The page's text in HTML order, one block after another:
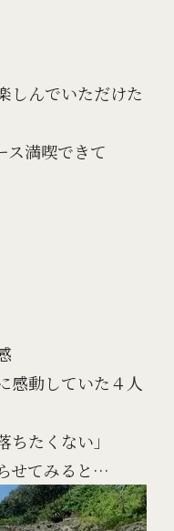
しんでいただけた
ス満喫できて
感動していた４人
ちたくない」
せてみると…